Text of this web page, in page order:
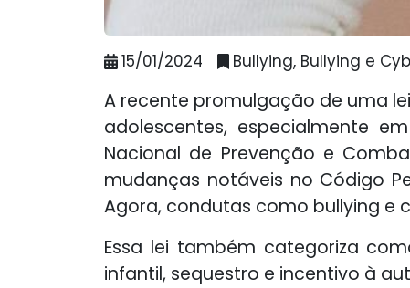
15/01/2024 Bullying, Bullying e
A recente promulgação de uma
adolescentes, especialmente
Nacional de Prevenção e
mudanças notáveis no Código
Agora, condutas como bullying e
Essa lei também categoriza
infantil, sequestro e incentivo à